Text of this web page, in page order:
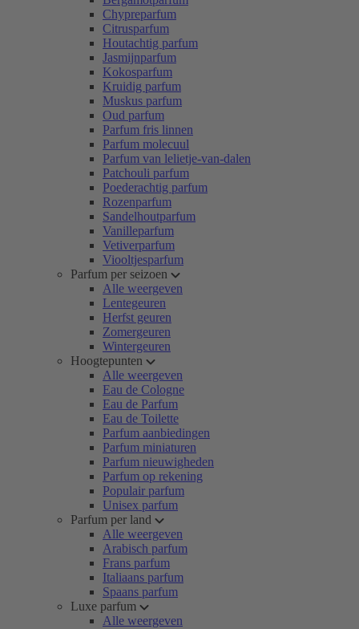
Chypreparfum
Citrusparfum
Houtachtig parfum
Jasmijnparfum
Kokosparfum
Kruidig parfum
Muskus parfum
Oud parfum
Parfum fris linnen
Parfum molecuul
Parfum van lelietje-van-dalen
Patchouli parfum
Poederachtig parfum
Rozenparfum
Sandelhoutparfum
Vanilleparfum
Vetiverparfum
Viooltjesparfum
Parfum per seizoen
Alle weergeven
Lentegeuren
Herfst geuren
Zomergeuren
Wintergeuren
Hoogtepunten
Alle weergeven
Eau de Cologne
Eau de Parfum
Eau de Toilette
Parfum aanbiedingen
Parfum miniaturen
Parfum nieuwigheden
Parfum op rekening
Populair parfum
Unisex parfum
Parfum per land
Alle weergeven
Arabisch parfum
Frans parfum
Italiaans parfum
Spaans parfum
Luxe parfum
Alle weergeven